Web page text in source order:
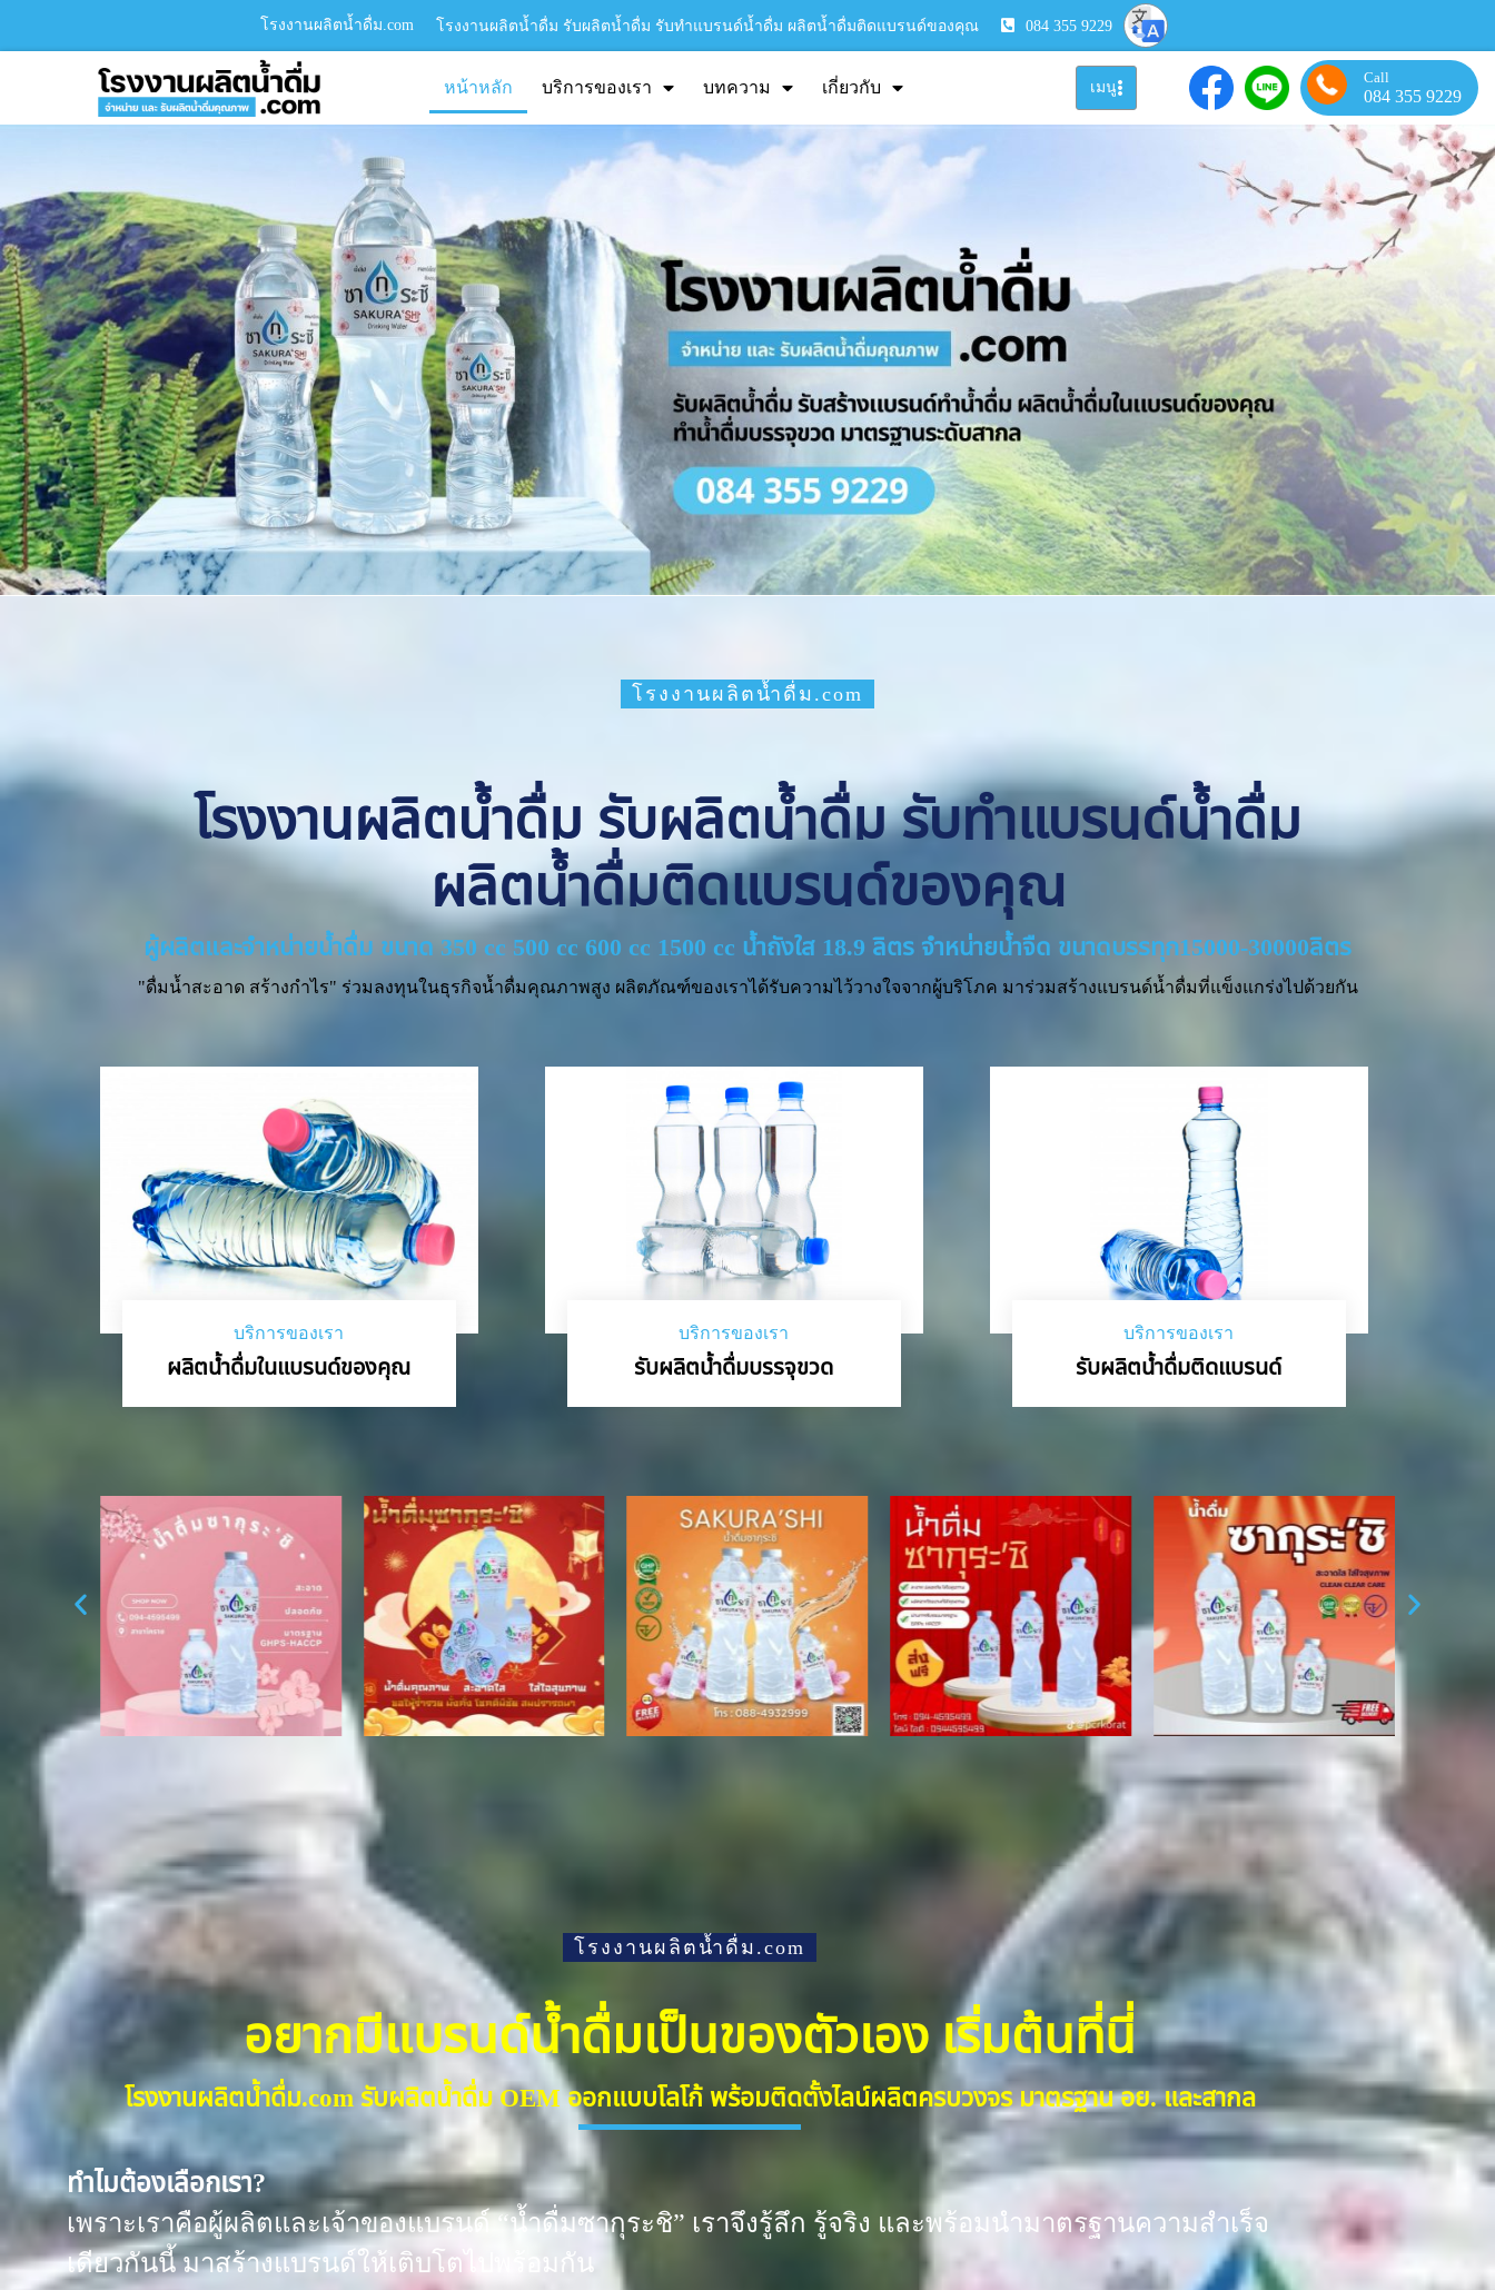
โรงงานผลิตน้ำดื่ม.com โรงงานผลิตน้ำดื่ม รับผลิตน้ำดื่ม รับทำแบรนด์น้ำดื่ม ผลิตน้ำดื่มติดแบรนด์ของคุณ 084 355 9229
หน้าหลัก บริการของเรา บทความ เกี่ยวกับ เมนู
Call
084 355 9229
โรงงานผลิตน้ำดื่ม.com
โรงงานผลิตน้ำดื่ม รับผลิตน้ำดื่ม รับทำแบรนด์น้ำดื่ม
ผลิตน้ำดื่มติดแบรนด์ของคุณ
ผู้ผลิตและจำหน่ายน้ำดื่ม ขนาด 350 cc 500 cc 600 cc 1500 cc น้ำถังใส 18.9 ลิตร จำหน่ายน้ำจืด ขนาดบรรทุก15000-30000ลิตร
"ดื่มน้ำสะอาด สร้างกำไร" ร่วมลงทุนในธุรกิจน้ำดื่มคุณภาพสูง ผลิตภัณฑ์ของเราได้รับความไว้วางใจจากผู้บริโภค มาร่วมสร้างแบรนด์น้ำดื่มที่แข็งแกร่งไปด้วยกัน
บริการของเรา
ผลิตน้ำดื่มในแบรนด์ของคุณ
บริการของเรา
รับผลิตน้ำดื่มบรรจุขวด
บริการของเรา
รับผลิตน้ำดื่มติดแบรนด์
โรงงานผลิตน้ำดื่ม.com
อยากมีแบรนด์น้ำดื่มเป็นของตัวเอง เริ่มต้นที่นี่
โรงงานผลิตน้ำดื่ม.com รับผลิตน้ำดื่ม OEM ออกแบบโลโก้ พร้อมติดตั้งไลน์ผลิตครบวงจร มาตรฐาน อย. และสากล
ทำไมต้องเลือกเรา?
เพราะเราคือผู้ผลิตและเจ้าของแบรนด์ “น้ำดื่มซากุระชิ” เราจึงรู้ลึก รู้จริง และพร้อมนำมาตรฐานความสำเร็จ
เดียวกันนี้ มาสร้างแบรนด์ให้เติบโตไปพร้อมกัน